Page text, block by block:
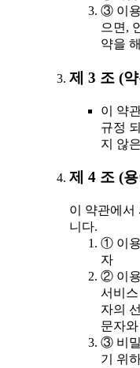
③ 이용
으면,
약을
제 3 조 (
이 약
규정
지 않
제 4 조 (
이 약관에서
니다.
① 이용
자
② 이용
서비
자의
문자
③ 비밀
기 위